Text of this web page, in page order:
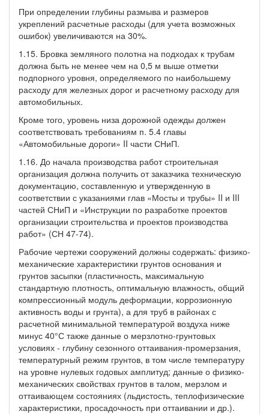
При определении глубины размыва и размеров
укреплений расчетные расходы (для учета возможных
ошибок) увеличиваются на 30%.
1.15. Бровка земляного полотна на подходах к трубам
должна быть не менее чем на 0,5 м выше отметки
подпорного уровня, определяемого по наибольшему
расходу для железных дорог и расчетному расходу для
автомобильных.
Кроме того, уровень низа дорожной одежды должен
соответствовать требованиям п. 5.4 главы
«Автомобильные дороги» II части СНиП.
1.16. До начала производства работ строительная
организация должна получить от заказчика техническую
документацию, составленную и утвержденную в
соответствии с указаниями глав «Мосты и трубы» II и III
частей СНиП и «Инструкции по разработке проектов
организации строительства и проектов производства
работ» (СН 47-74).
Рабочие чертежи сооружений должны содержать: физико-
механические характеристики грунтов основания и
грунтов засыпки (пластичность, максимальную
стандартную плотность, оптимальную влажность, общий
компрессионный модуль деформации, коррозионную
активность воды и грунта), а для труб в районах с
расчетной минимальной температурой воздуха ниже
минус 40°С также данные о мерзлотно-грунтовых
условиях - глубину сезонного оттаивания-промерзания,
температурный режим грунтов, в том числе температуру
на уровне нулевых годовых амплитуд; данные о физико-
механических свойствах грунтов в талом, мерзлом и
оттаивающем состояниях (льдистость, теплофизические
характеристики, просадочность при оттаивании и др.).